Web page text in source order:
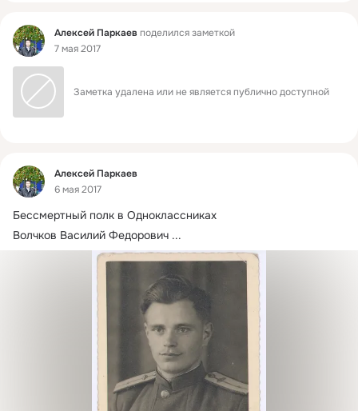
Фид Алексей Паркаев поделился заметкой
7 мая 2017
Заметка удалена или не является публично доступной
Фид
Алексей Паркаев
6 мая 2017
Бессмертный полк в Одноклассниках
Волчков Василий Федорович ...